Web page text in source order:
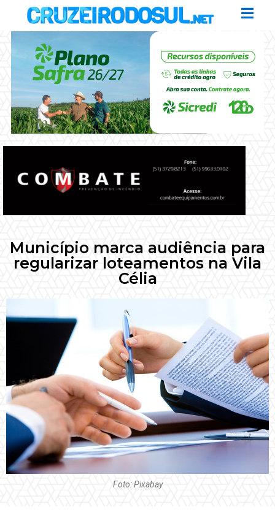
Município marca audiência para
regularizar loteamentos na Vila
Célia
Foto: Pixabay